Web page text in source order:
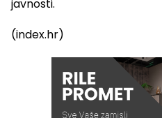
javnosti.
(index.hr)